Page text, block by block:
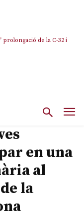
prolongació de la C-32 i
en una
al
la